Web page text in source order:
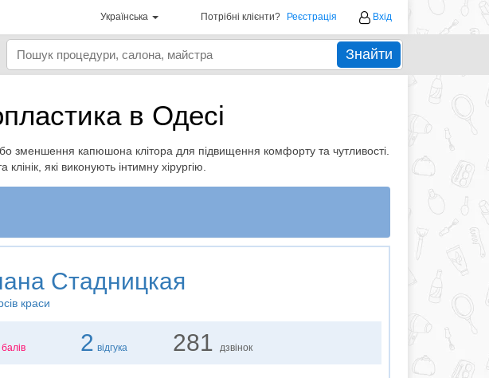
Українська Потрібні клієнти? Реєстрація Вхід
Знайти
в Одесі
зменшення капюшона клітора для підвищення комфорту та чутливості.
які виконують інтимну хірургію.
Стадницкая
краси
балів 2 відгука 281 дзвінок